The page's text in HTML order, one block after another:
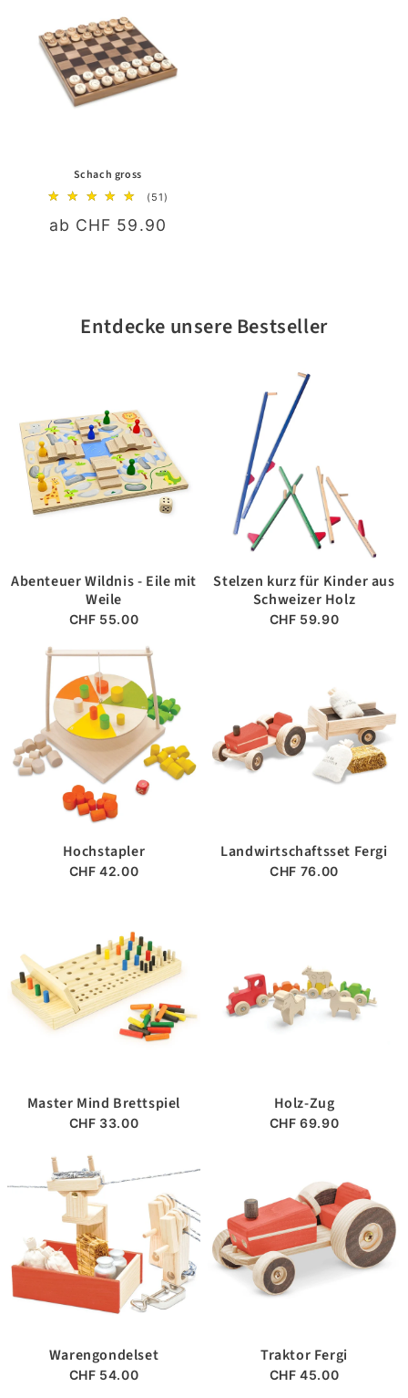
Schach gross
(51)
Normaler
ab CHF 59.90
Entdecke unsere Bestseller
Abenteuer Wildnis - Eile mit
Weile
CHF 55.00
Stelzen kurz für Kinder aus
Schweizer Holz
CHF 59.90
Hochstapler
CHF 42.00
Landwirtschaftsset Fergi
CHF 76.00
Master Mind Brettspiel
CHF 33.00
Holz-Zug
CHF 69.90
Warengondelset
CHF 54.00
Traktor Fergi
CHF 45.00